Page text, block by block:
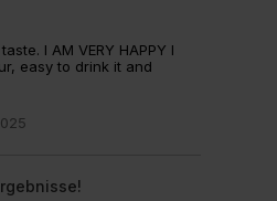
I AM VERY HAPPY I
easy to drink it and